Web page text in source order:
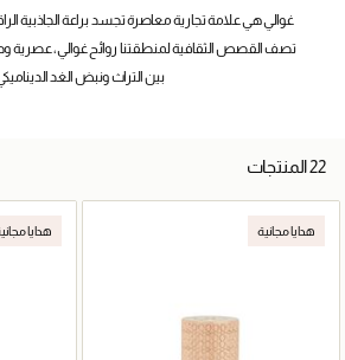
غوالي هي علامة تجارية معاصرة تجسد براعة الجاذبية
تصف القصص الثقافية لمنطقتنا روائح غوالي،
بين التراث ونبض الغد
22 المنتجات
هدايا مجانية هدايا